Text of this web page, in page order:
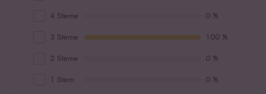
4 Sterne 0 %
3 Sterne 100 %
2 Sterne 0 %
1 Stern 0 %